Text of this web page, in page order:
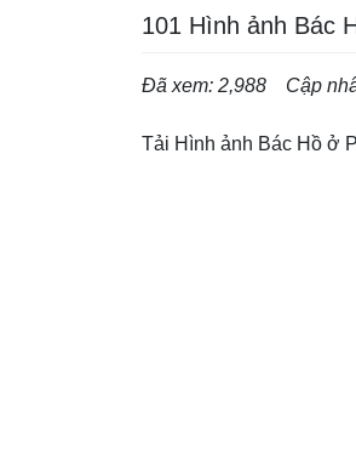
101 Hình ảnh Bác
Đã xem: 2,988 Cập
Tải Hình ảnh Bác Hồ ở